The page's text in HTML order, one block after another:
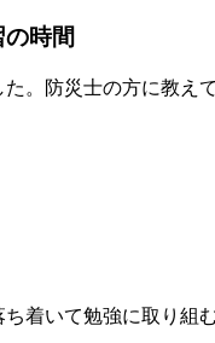
時間
。防災士の方に教え
着いて勉強に取り組